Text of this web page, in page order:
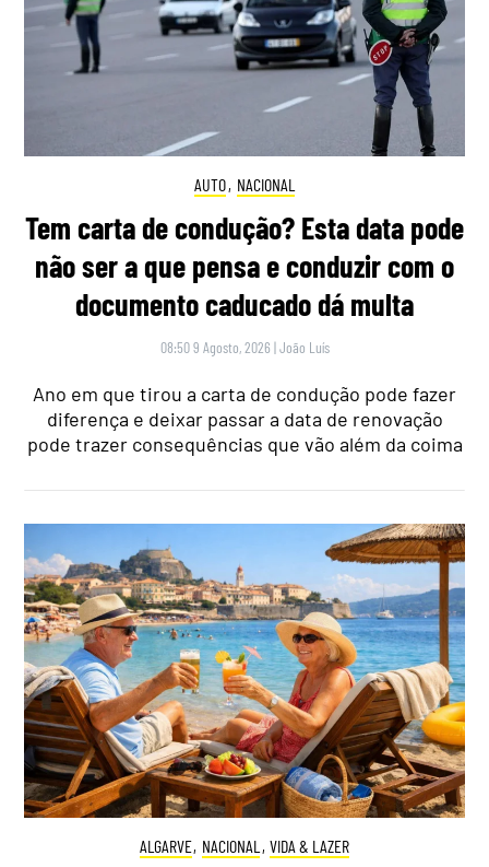
AUTO, NACIONAL
Tem carta de condução? Esta data pode
não ser a que pensa e conduzir com o
documento caducado dá multa
08:50 9 Agosto, 2026 |João Luís
Ano em que tirou a carta de condução pode fazer
diferença e deixar passar a data de renovação
pode trazer consequências que vão além da coima
ALGARVE, NACIONAL , VIDA & LAZER